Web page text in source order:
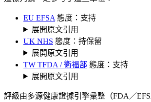
EU EFSA 態度：支持
展開原文引用
UK NHS 態度：持保留
展開原文引用
TW TFDA / 衛福部 態度：支持
展開原文引用
評級由多源健康證據引擎彙整（FDA／